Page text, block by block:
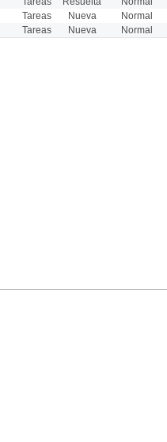
Tareas Nueva Normal
Tareas Nueva Normal